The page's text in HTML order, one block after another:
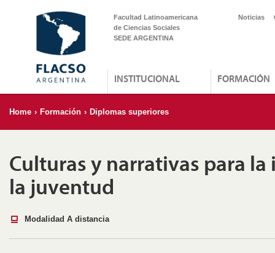
Facultad Latinoamericana
de Ciencias Sociales
SEDE ARGENTINA
Noticias
INSTITUCIONAL FORMACIÓN
Home › Formación › Diplomas superiores
Culturas y narrativas para la
la juventud
Modalidad A distancia